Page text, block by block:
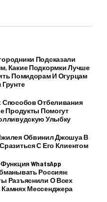
Подсказали
Какие Подкормки Лучше
Помидорам И Огурцам
Способов Отбеливания
Продукты Помогут
Улыбку
Обвинил Джошуа В
С Его Клиентом
WhatsApp
Россиян:
Разъяснили О Всех
Мессенджера